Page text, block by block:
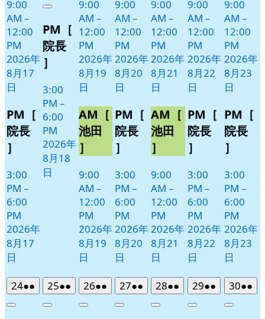
9:00
AM –
12:00
PM
2026年
8月17
日
PM［
院長
］
3:00
PM –
6:00
PM
2026年
8月17
日
月
18
日
イ
ベ
Close
PM［
院長
］
3:00
PM –
6:00
PM
2026年
8月18
日
9:00
AM –
12:00
PM
2026年
8月19
日
AM［
池田
］
9:00
AM –
12:00
PM
2026年
8月19
日
9:00
AM –
12:00
PM
2026年
8月20
日
PM［
院長
］
3:00
PM –
6:00
PM
2026年
8月20
日
9:00
AM –
12:00
PM
2026年
8月21
日
AM［
池田
］
9:00
AM –
12:00
PM
2026年
8月21
日
9:00
AM –
12:00
PM
2026年
8月22
日
PM［
院長
］
3:00
PM –
6:00
PM
2026年
8月22
日
9:00
AM –
12:00
PM
2026年
8月23
日
PM［
院長
］
3:00
PM –
6:00
PM
2026年
8月23
日
242026
年
●●
件
Close
252026
年
●●
件
Close
262026
年
●●
件
Close
272026
年
●●
件
Close
282026
年
●●
件
Close
292026
年
●●
件
Close
302026
年
●●
件
Close